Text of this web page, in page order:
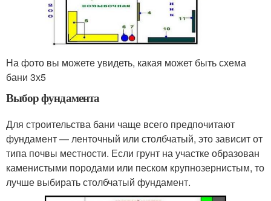
На фото вы можете увидеть, какая может быть схема
бани 3х5
Выбор фундамента
Для строительства бани чаще всего предпочитают
фундамент — ленточный или столбчатый, это зависит от
типа почвы местности. Если грунт на участке образован
каменистыми породами или песком крупнозернистым, то
лучше выбирать столбчатый фундамент.